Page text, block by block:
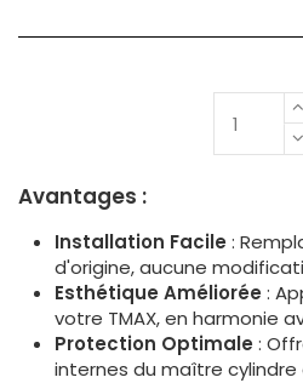
Avantages :
Installation Facile :
d'origine, aucune
Esthétique Améliorée :
votre TMAX, en harmonie
Protection Optimale :
internes du maître